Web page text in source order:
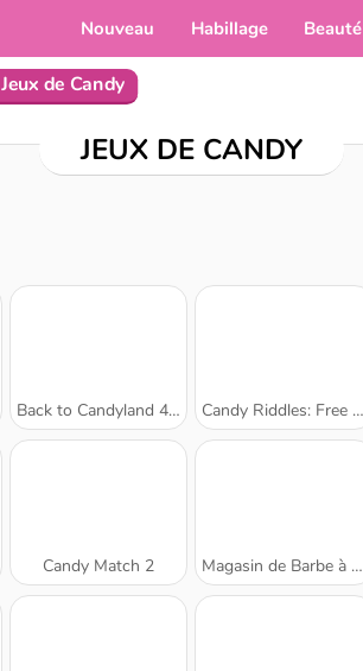
Nouveau Habillage Beauté
Jeux de Candy
JEUX DE CANDY
Back to Candyland 4: sucettes à gogo Candy Riddles: Free Match 3 Puzzle
Candy Match 2 Magasin de Barbe à Papa